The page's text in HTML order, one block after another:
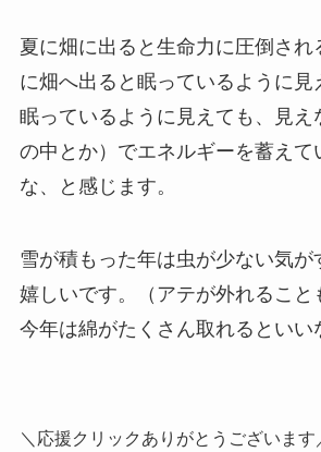
夏に畑に出ると生命力に圧倒され
に畑へ出ると眠っているように見
眠っているように見えても、見え
の中とか）でエネルギーを蓄えて
な、と感じます。
雪が積もった年は虫が少ない気が
嬉しいです。（アテが外れること
今年は綿がたくさん取れるといい
＼応援クリックありがとうございます